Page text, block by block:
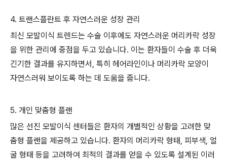
4. 트랜스플란트 후 자연스러운 성장 관리
최신 모발이식 트렌드는 수술 이후에도 자연스러운 머리카락 성장
을 위한 관리에 중점을 두고 있습니다. 이는 환자들이 수술 후 더욱
긴기한 결과를 유지하면서, 특히 헤어라인이나 머리카락 모양이
자연스러워 보이도록 하는 데 도움을 줍니다.
5. 개인 맞춤형 플랜
많은 선진 모발이식 센터들은 환자의 개별적인 상황을 고려한 맞
춤형 플랜을 제공하고 있습니다. 환자의 머리카락 형태, 피부색, 얼
굴 형태 등을 고려하여 최적의 결과를 얻을 수 있도록 설계된 이러